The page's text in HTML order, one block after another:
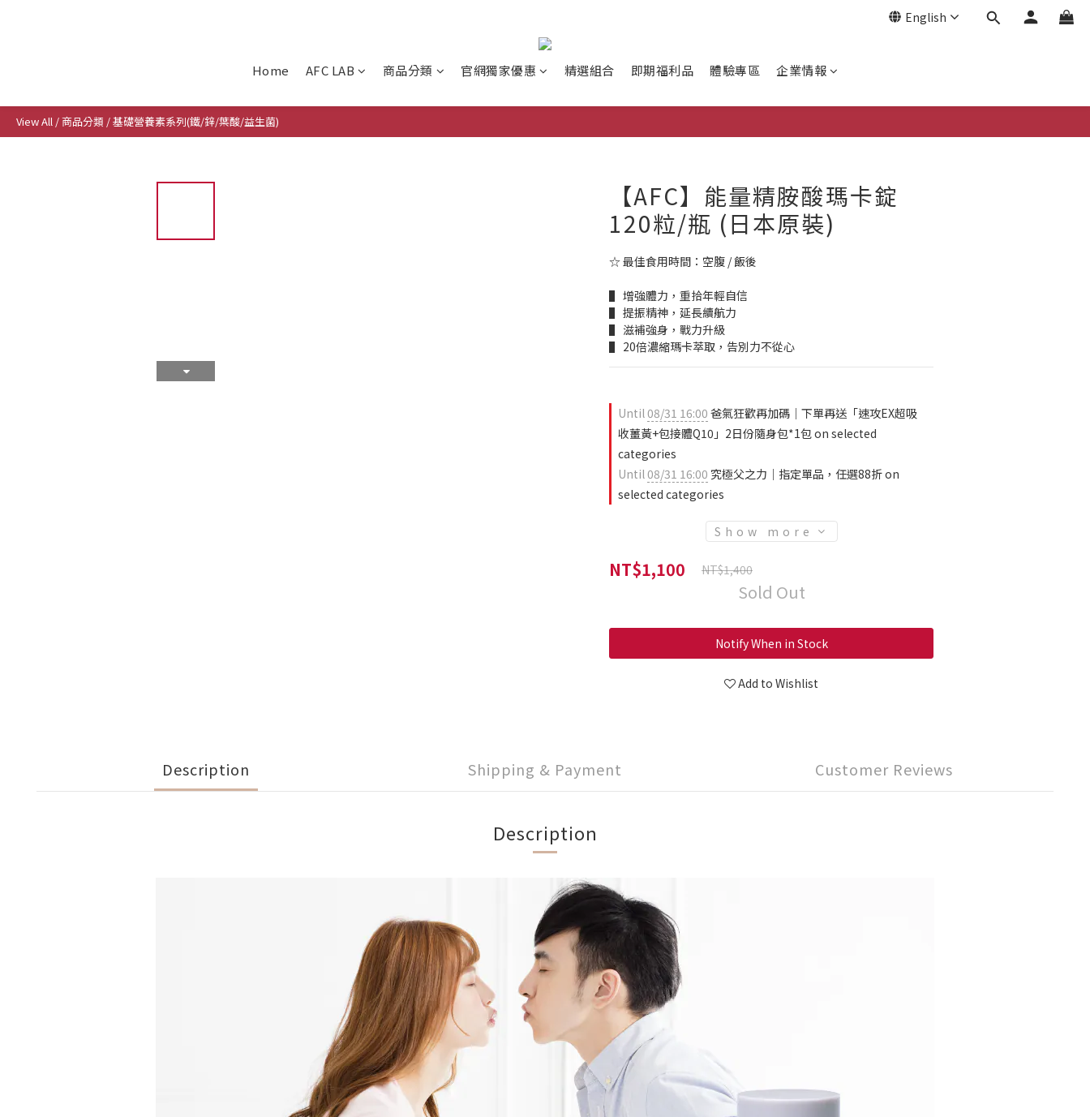
English
Home AFC LAB 商品分類 官網獨家優惠 精選組合 即期福利品 體驗專區 企業情報
View All /商品分類 /基礎營養素系列(鐵/鋅/葉酸/益生菌)
【AFC】能量精胺酸瑪卡錠
120粒/瓶 (日本原裝)
☆ 最佳食用時間：空腹 / 飯後
▌ 增強體力，重拾年輕自信
▌ 提振精神，延長續航力
▌ 滋補強身，戰力升級
▌ 20倍濃縮瑪卡萃取，告別力不從心
Until08/31 16:00 爸氣狂歡再加碼｜下單再送「速攻EX超吸
收薑黃+包接體Q10」2日份隨身包*1包 on selected
categories
Until08/31 16:00 究極父之力｜指定單品，任選88折 on
selected categories
Show more
NT$1,100 NT$1,400
Sold Out
Notify When in Stock
Add to Wishlist
Description Shipping & Payment Customer Reviews
Description